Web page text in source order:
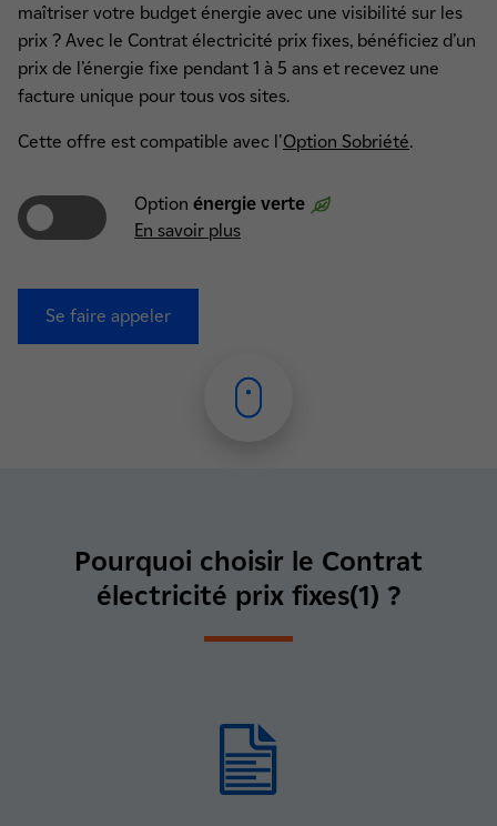
maîtriser votre budget énergie avec une visibilité sur les
prix ? Avec le Contrat électricité prix fixes, bénéficiez d’un
prix de l’énergie fixe pendant 1 à 5 ans et recevez une
facture unique pour tous vos sites.
Cette offre est compatible avec l'Option Sobriété.
Option énergie verte
En savoir plus
Se faire appeler
Pourquoi choisir le Contrat
électricité prix fixes(1) ?